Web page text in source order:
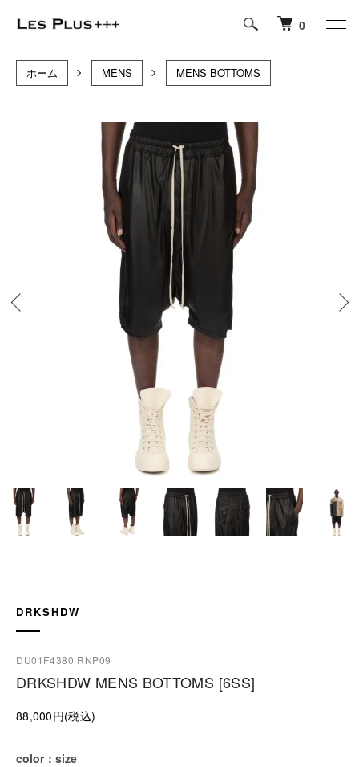
0
ホーム MENS MENS BOTTOMS
DRKSHDW
DU01F4380 RNP09
DRKSHDW MENS BOTTOMS [6SS]
88,000円(税込)
color：size